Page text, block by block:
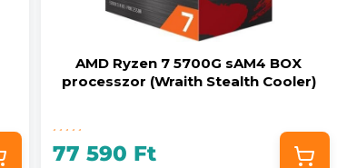
AMD Ryzen 7 5700G sAM4 BOX
processzor (Wraith Stealth Cooler)
77 590 Ft